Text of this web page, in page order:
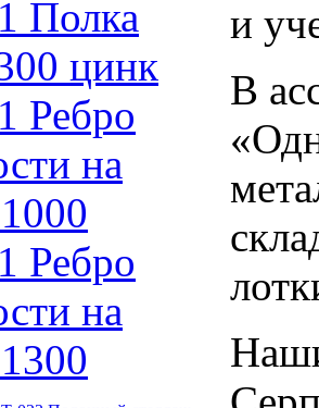
Полка
цинк
Ребро
на
Ребро
на
и
В